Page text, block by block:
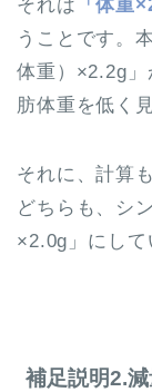
それは 「体重
うことです。
体重）×2.2g」
肪体重を低く
それに、計算
どちらも、シ
×2.0g」にして
補足説明2.